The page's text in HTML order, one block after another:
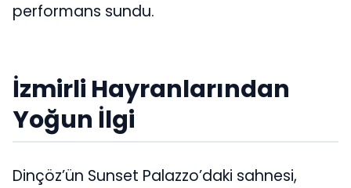
performans sundu.
İzmirli Hayranlarından
Yoğun İlgi
Dinçöz’ün Sunset Palazzo’daki sahnesi,